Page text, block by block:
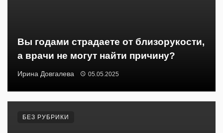
Вы годами страдаете от близорукости,
а врачи не могут найти причину?
Ирина Довгалева 05.05.2025
БЕЗ РУБРИКИ